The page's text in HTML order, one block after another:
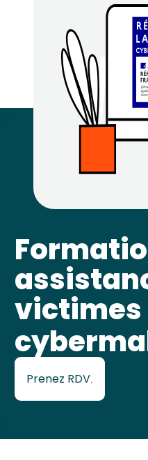
victimes
Prenez RDV